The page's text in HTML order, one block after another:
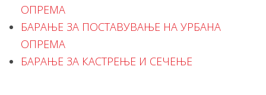
ОПРЕМА
БАРАЊЕ ЗА ПОСТАВУВАЊЕ НА УРБАНА
ОПРЕМА
БАРАЊЕ ЗА КАСТРЕЊЕ И СЕЧЕЊЕ